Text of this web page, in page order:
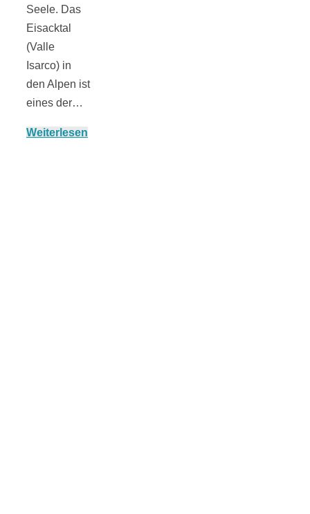
Seele. Das
Eisacktal
(Valle
Isarco) in
den Alpen ist
eines der…
Weiterlesen